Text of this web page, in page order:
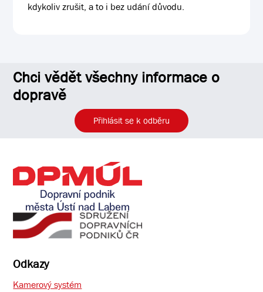
kdykoliv zrušit, a to i bez udání důvodu.
Chci vědět všechny informace o
dopravě
Přihlásit se k odběru
Odkazy
Kamerový systém